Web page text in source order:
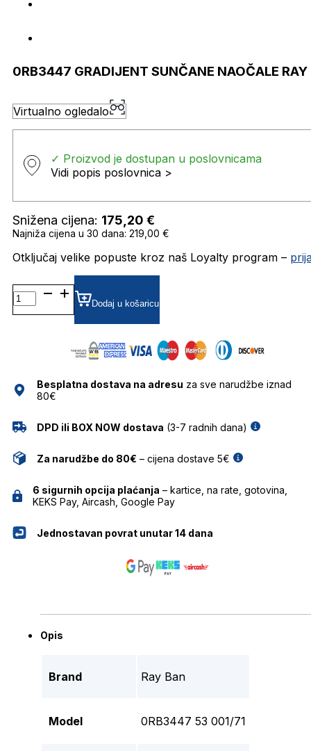
0RB3447 GRADIJENT SUNČANE NAOČALE RAY
Virtualno ogledalo
✓ Proizvod je dostupan u poslovnicama
Vidi popis poslovnica >
Snižena cijena: 175,20 €
Najniža cijena u 30 dana: 219,00 €
Otključaj velike popuste kroz naš Loyalty program –
0RB3447
GRADIJENT SUNČANE
NAOČALE
Dodaj u košaricu
Besplatna dostava na adresu za sve narudžbe iznad
80€
DPD ili BOX NOW dostava (3-7 radnih dana)
Za narudžbe do 80€ – cijena dostave 5€
6 sigurnih opcija plaćanja – kartice, na rate, gotovina,
KEKS Pay, Aircash, Google Pay
Jednostavan povrat unutar 14 dana
Opis
Brand Ray Ban
Model 0RB3447 53 001/71